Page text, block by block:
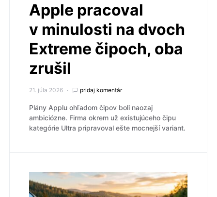
Apple pracoval
v minulosti na dvoch
Extreme čipoch, oba
zrušil
21. júla 2026 pridaj komentár
Plány Applu ohľadom čipov boli naozaj
ambiciózne. Firma okrem už existujúceho čipu
kategórie Ultra pripravoval ešte mocnejší variant.